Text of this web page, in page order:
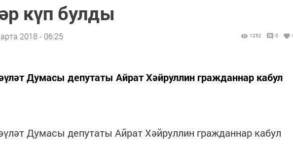
күп булды
2018 - 06:25 1252 0
Думасы депутаты Айрат Хәйруллин гражданнар кабул
Думасы депутаты Айрат Хәйруллин гражданнар кабул